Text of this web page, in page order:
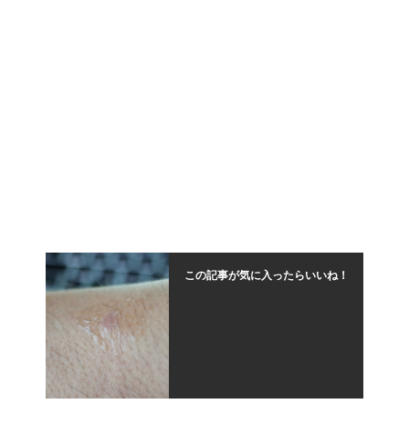
この記事が気に入ったらいいね！